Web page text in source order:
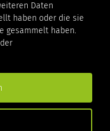
Daten
haben oder die sie
gesammelt haben.